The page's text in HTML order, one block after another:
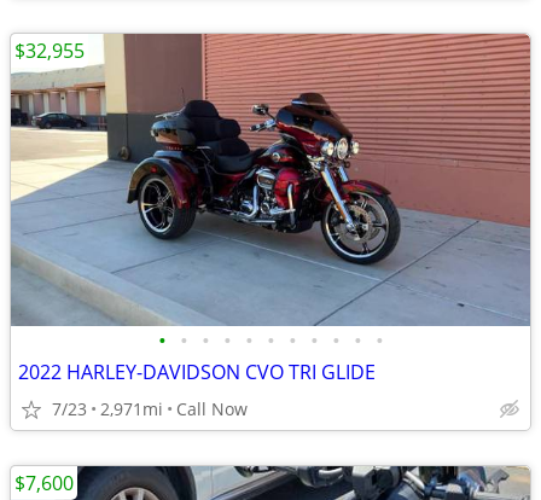
• • • • • • • • • • •
2022 HARLEY-DAVIDSON CVO TRI GLIDE
7/23 2,971mi Call Now
$32,955
$7,600